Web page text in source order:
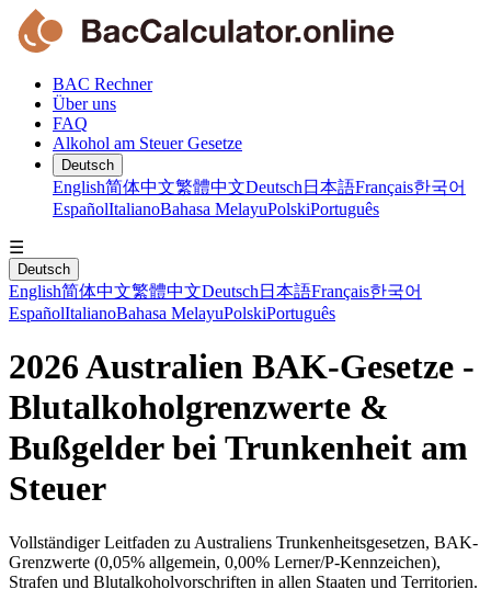
BAC Rechner
Über uns
FAQ
Alkohol am Steuer Gesetze
Deutsch
English简体中文繁體中文Deutsch 日本語Français한국어
EspañolItalianoBahasa MelayuPolskiPortuguês
☰
Deutsch
English简体中文繁體中文Deutsch 日本語Français한국어
EspañolItalianoBahasa MelayuPolskiPortuguês
2026 Australien BAK-Gesetze -
Blutalkoholgrenzwerte &
Bußgelder bei Trunkenheit am
Steuer
Vollständiger Leitfaden zu Australiens Trunkenheitsgesetzen, BAK-
Grenzwerte (0,05% allgemein, 0,00% Lerner/P-Kennzeichen),
Strafen und Blutalkoholvorschriften in allen Staaten und Territorien.